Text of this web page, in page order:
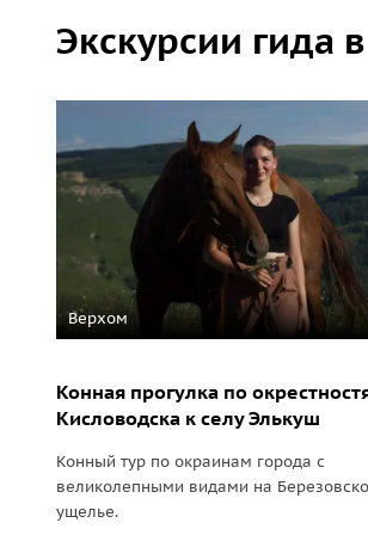
Экскурсии гида
Верхом
Конная прогулка по
Кисловодска к селу Элькуш
Конный тур по окраинам города с
великолепными видами на
ущелье.